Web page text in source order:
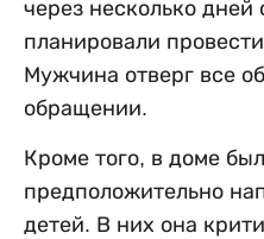
через несколько дней
планировали
Мужчина отверг все
обращении.
Кроме того, в доме
предположительно
детей. В них она